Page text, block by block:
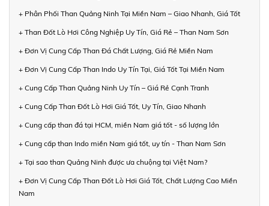
+ Phân Phối Than Quảng Ninh Tại Miền Nam – Giao Nhanh, Giá Tốt
+ Than Đốt Lò Hơi Công Nghiệp Uy Tín, Giá Rẻ – Than Nam Sơn
+ Đơn Vị Cung Cấp Than Đá Chất Lượng, Giá Rẻ Miền Nam
+ Đơn Vị Cung Cấp Than Indo Uy Tín Tại, Giá Tốt Tại Miền Nam
+ Cung Cấp Than Quảng Ninh Uy Tín – Giá Rẻ Cạnh Tranh
+ Cung Cấp Than Đốt Lò Hơi Giá Tốt, Uy Tín, Giao Nhanh
+ Cung cấp than đá tại HCM, miền Nam giá tốt - số lượng lớn
+ Cung cấp than Indo miền Nam giá tốt, uy tín - Than Nam Sơn
+ Tại sao than Quảng Ninh được ưa chuộng tại Việt Nam?
+ Đơn Vị Cung Cấp Than Đốt Lò Hơi Giá Tốt, Chất Lượng Cao Miền
Nam